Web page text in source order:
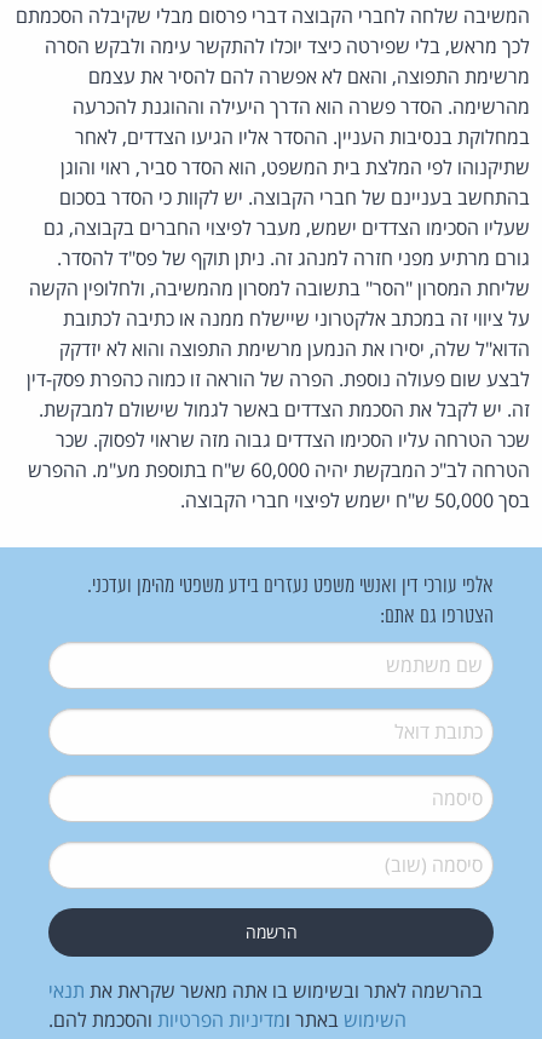
המשיבה שלחה לחברי הקבוצה דברי פרסום מבלי שקיבלה הסכמתם
לכך מראש, בלי שפירטה כיצד יוכלו להתקשר עימה ולבקש הסרה
מרשימת התפוצה, והאם לא אפשרה להם להסיר את עצמם
מהרשימה. הסדר פשרה הוא הדרך היעילה וההוגנת להכרעה
במחלוקת בנסיבות העניין. ההסדר אליו הגיעו הצדדים, לאחר
שתיקנוהו לפי המלצת בית המשפט, הוא הסדר סביר, ראוי והוגן
בהתחשב בעניינם של חברי הקבוצה. יש לקוות כי הסדר בסכום
שעליו הסכימו הצדדים ישמש, מעבר לפיצוי החברים בקבוצה, גם
גורם מרתיע מפני חזרה למנהג זה. ניתן תוקף של פס"ד להסדר.
שליחת המסרון "הסר" בתשובה למסרון מהמשיבה, ולחלופין הקשה
על ציווי זה במכתב אלקטרוני שיישלח ממנה או כתיבה לכתובת
הדוא"ל שלה, יסירו את הנמען מרשימת התפוצה והוא לא יזדקק
לבצע שום פעולה נוספת. הפרה של הוראה זו כמוה כהפרת פסק-דין
זה. יש לקבל את הסכמת הצדדים באשר לגמול שישולם למבקשת.
שכר הטרחה עליו הסכימו הצדדים גבוה מזה שראוי לפסוק. שכר
הטרחה לב"כ המבקשת יהיה 60,000 ש"ח בתוספת מע"מ. ההפרש
בסך 50,000 ש"ח ישמש לפיצוי חברי הקבוצה.
אלפי עורכי דין ואנשי משפט נעזרים בידע משפטי מהימן ועדכני.
הצטרפו גם אתם:
שם משתמש*
דואל*
סיסמה*
סיסמה (שוב)*
בהרשמה לאתר ובשימוש בו אתה מאשר שקראת את תנאי
השימוש באתר ומדיניות הפרטיות והסכמת להם.